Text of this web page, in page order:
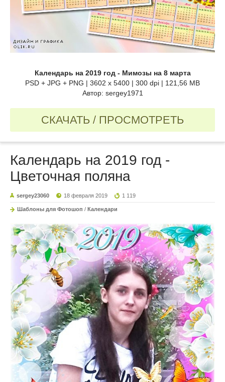
Календарь на 2019 год - Мимозы на 8 марта
PSD + JPG + PNG | 3602 x 5400 | 300 dpi | 121,56 MB
Автор: sergey1971
СКАЧАТЬ / ПРОСМОТРЕТЬ
Календарь на 2019 год -
Цветочная поляна
sergey23060 18 февраля 2019 1 119
Шаблоны для Фотошоп / Календари